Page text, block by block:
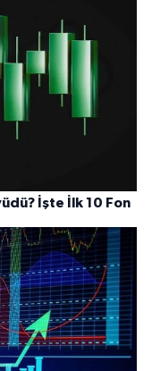
İşte İlk 10 Fon